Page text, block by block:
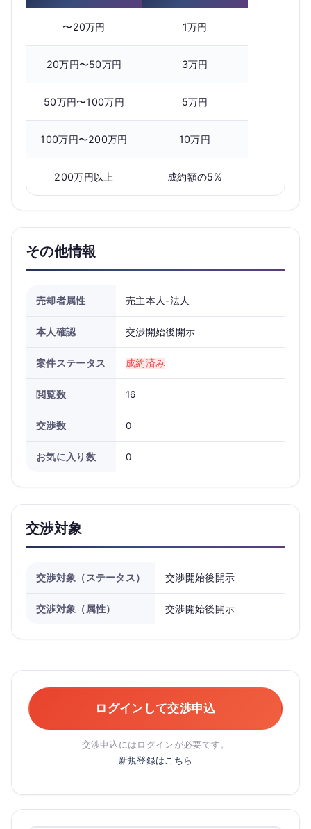
〜20万円 1万円
20万円〜50万円 3万円
50万円〜100万円 5万円
100万円〜200万円 10万円
200万円以上 成約額の5%
その他情報
売却者属性 売主本人-法人
本人確認 交渉開始後開示
案件ステータス 成約済み
閲覧数 16
交渉数 0
お気に入り数 0
交渉対象
交渉対象（ステータス） 交渉開始後開示
交渉対象（属性） 交渉開始後開示
ログインして交渉申込
交渉申込にはログインが必要です。
新規登録はこちら